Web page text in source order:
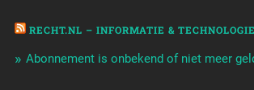
RECHT.NL – INFORMATIE & TECHNOLOGIE
Abonnement is onbekend of niet meer